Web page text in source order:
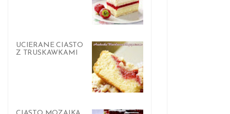
UCIERANE CIASTO
Z TRUSKAWKAMI